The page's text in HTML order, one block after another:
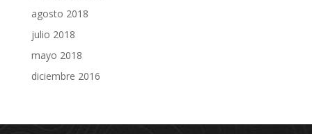
agosto 2018
julio 2018
mayo 2018
diciembre 2016